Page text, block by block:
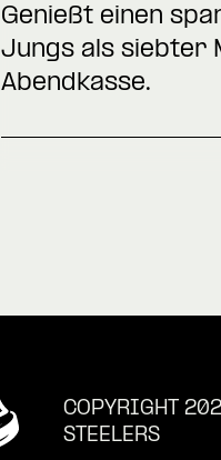
Genießt einen
Jungs als siebter
Abendkasse.
COPYRIGHT
STEELERS